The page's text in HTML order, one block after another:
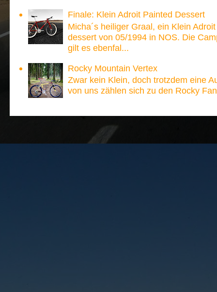
Finale: Klein Adroit Painted Dessert
Micha´s heiliger Graal, ein Klein
dessert von 05/1994 in NOS. Die
gilt es ebenfal...
Rocky Mountain Vertex
Zwar kein Klein, doch trotzdem eine
von uns zählen sich zu den Rocky